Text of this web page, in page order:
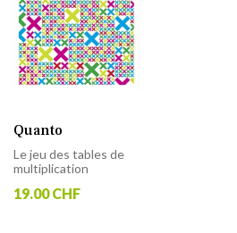
Quanto
Le jeu des tables de
multiplication
19.00 CHF